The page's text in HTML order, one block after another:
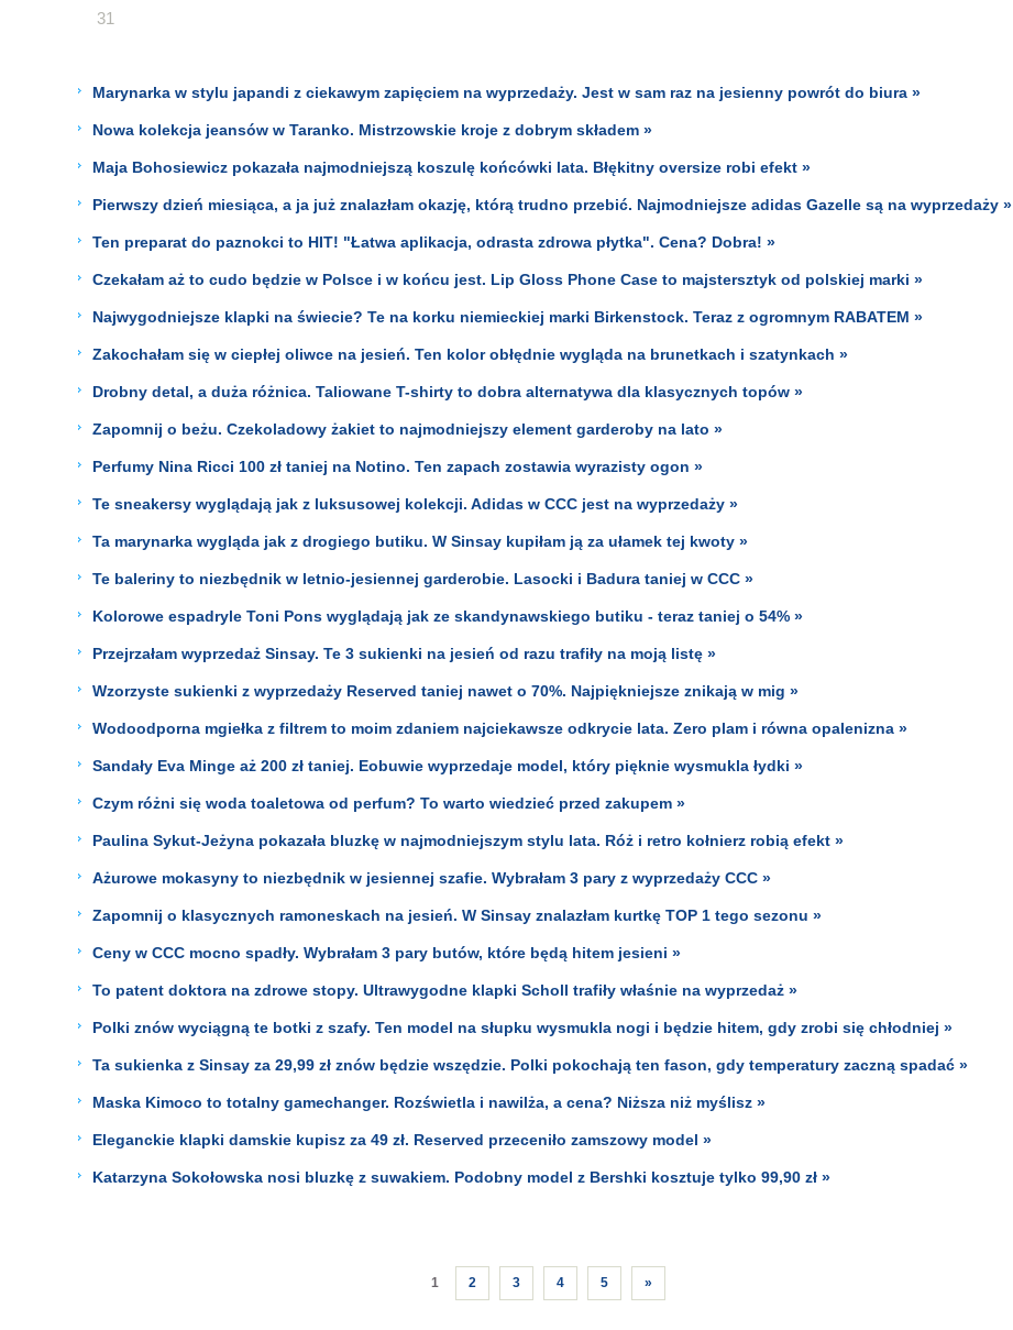
31
Marynarka w stylu japandi z ciekawym zapięciem na wyprzedaży. Jest w sam raz na jesienny powrót do biura »
Nowa kolekcja jeansów w Taranko. Mistrzowskie kroje z dobrym składem »
Maja Bohosiewicz pokazała najmodniejszą koszulę końcówki lata. Błękitny oversize robi efekt »
Pierwszy dzień miesiąca, a ja już znalazłam okazję, którą trudno przebić. Najmodniejsze adidas Gazelle są na wyprzedaży »
Ten preparat do paznokci to HIT! "Łatwa aplikacja, odrasta zdrowa płytka". Cena? Dobra! »
Czekałam aż to cudo będzie w Polsce i w końcu jest. Lip Gloss Phone Case to majstersztyk od polskiej marki »
Najwygodniejsze klapki na świecie? Te na korku niemieckiej marki Birkenstock. Teraz z ogromnym RABATEM »
Zakochałam się w ciepłej oliwce na jesień. Ten kolor obłędnie wygląda na brunetkach i szatynkach »
Drobny detal, a duża różnica. Taliowane T-shirty to dobra alternatywa dla klasycznych topów »
Zapomnij o beżu. Czekoladowy żakiet to najmodniejszy element garderoby na lato »
Perfumy Nina Ricci 100 zł taniej na Notino. Ten zapach zostawia wyrazisty ogon »
Te sneakersy wyglądają jak z luksusowej kolekcji. Adidas w CCC jest na wyprzedaży »
Ta marynarka wygląda jak z drogiego butiku. W Sinsay kupiłam ją za ułamek tej kwoty »
Te baleriny to niezbędnik w letnio-jesiennej garderobie. Lasocki i Badura taniej w CCC »
Kolorowe espadryle Toni Pons wyglądają jak ze skandynawskiego butiku - teraz taniej o 54% »
Przejrzałam wyprzedaż Sinsay. Te 3 sukienki na jesień od razu trafiły na moją listę »
Wzorzyste sukienki z wyprzedaży Reserved taniej nawet o 70%. Najpiękniejsze znikają w mig »
Wodoodporna mgiełka z filtrem to moim zdaniem najciekawsze odkrycie lata. Zero plam i równa opalenizna »
Sandały Eva Minge aż 200 zł taniej. Eobuwie wyprzedaje model, który pięknie wysmukla łydki »
Czym różni się woda toaletowa od perfum? To warto wiedzieć przed zakupem »
Paulina Sykut-Jeżyna pokazała bluzkę w najmodniejszym stylu lata. Róż i retro kołnierz robią efekt »
Ażurowe mokasyny to niezbędnik w jesiennej szafie. Wybrałam 3 pary z wyprzedaży CCC »
Zapomnij o klasycznych ramoneskach na jesień. W Sinsay znalazłam kurtkę TOP 1 tego sezonu »
Ceny w CCC mocno spadły. Wybrałam 3 pary butów, które będą hitem jesieni »
To patent doktora na zdrowe stopy. Ultrawygodne klapki Scholl trafiły właśnie na wyprzedaż »
Polki znów wyciągną te botki z szafy. Ten model na słupku wysmukla nogi i będzie hitem, gdy zrobi się chłodniej »
Ta sukienka z Sinsay za 29,99 zł znów będzie wszędzie. Polki pokochają ten fason, gdy temperatury zaczną spadać »
Maska Kimoco to totalny gamechanger. Rozświetla i nawilża, a cena? Niższa niż myślisz »
Eleganckie klapki damskie kupisz za 49 zł. Reserved przeceniło zamszowy model »
Katarzyna Sokołowska nosi bluzkę z suwakiem. Podobny model z Bershki kosztuje tylko 99,90 zł »
1 2 3 4 5 »